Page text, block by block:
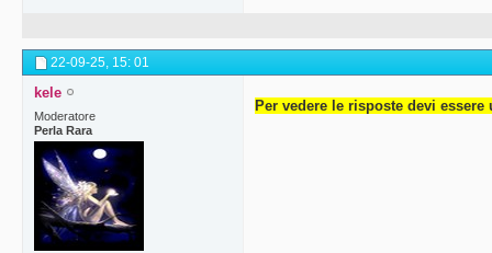
22-09-25, 15: 01
kele
Moderatore
Perla Rara
Per vedere le risposte devi essere